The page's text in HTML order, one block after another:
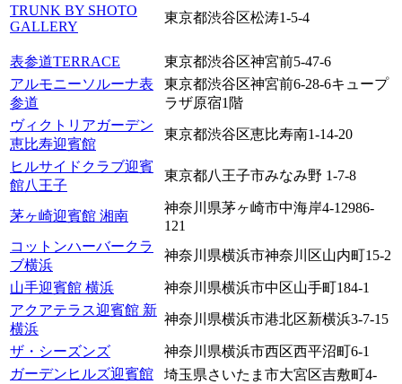
TRUNK BY SHOTO
GALLERY
東京都渋谷区松涛1-5-4
表参道TERRACE
東京都渋谷区神宮前5-47-6
アルモニーソルーナ表
参道
東京都渋谷区神宮前6-28-6キュープ
ラザ原宿1階
ヴィクトリアガーデン
恵比寿迎賓館
東京都渋谷区恵比寿南1-14-20
ヒルサイドクラブ迎賓
館八王子
東京都八王子市みなみ野 1-7-8
茅ヶ崎迎賓館 湘南
神奈川県茅ヶ崎市中海岸4-12986-
121
コットンハーバークラ
ブ横浜
神奈川県横浜市神奈川区山内町15-2
山手迎賓館 横浜
神奈川県横浜市中区山手町184-1
アクアテラス迎賓館 新
横浜
神奈川県横浜市港北区新横浜3-7-15
ザ・シーズンズ
神奈川県横浜市西区西平沼町6-1
ガーデンヒルズ迎賓館
埼玉県さいたま市大宮区吉敷町4-